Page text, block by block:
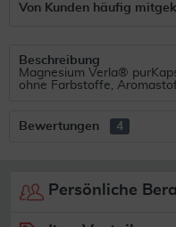
Von Kunden häufig
Beschreibung
Magnesium Verla®
ohne Farbstoffe,
Bewertungen 4
Persönliche